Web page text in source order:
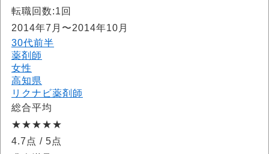
転職回数:1回
2014年7月〜2014年10月
30代前半
薬剤師
女性
高知県
リクナビ薬剤師
総合平均
★★★★★
4.7点 / 5点